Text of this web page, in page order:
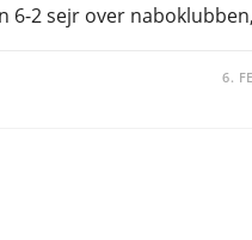
6-2 sejr over
6.